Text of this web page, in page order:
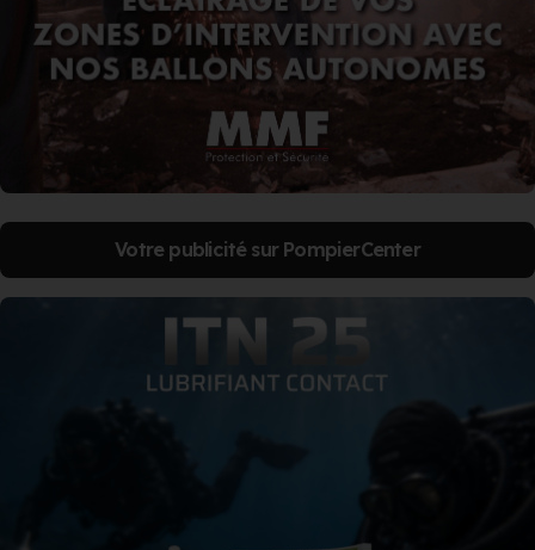
Votre publicité sur PompierCenter